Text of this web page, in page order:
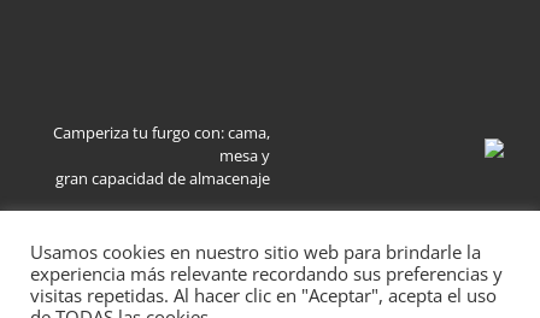
Camperiza tu furgo con: cama,
mesa y
gran capacidad de almacenaje
Usamos cookies en nuestro sitio web para brindarle la
experiencia más relevante recordando sus preferencias y
visitas repetidas. Al hacer clic en "Aceptar", acepta el uso